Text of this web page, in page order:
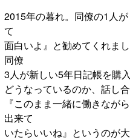
2015年の暮れ。同僚の1人
て
面白いよ』と勧めてくれま
同僚
3人が新しい5年日記帳を購
どうなっているのか、話し
『このまま一緒に働きなが
出来て
いたらいいね』というのが